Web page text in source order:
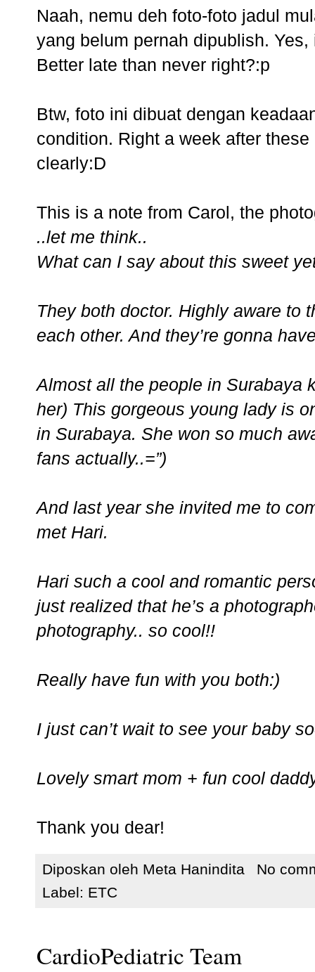
Naah, nemu deh foto-foto jadul
yang belum pernah dipublish.
Better late than never right?:p
Btw, foto ini dibuat dengan
condition. Right a week after
clearly:D
This is a note from Carol, the
..let me think..
What can I say about this sweet
They both doctor. Highly aware to
each other. And they’re gonna
Almost all the people in Surabaya
her) This gorgeous young lady is
in Surabaya. She won so much
fans actually..=”)
And last year she invited me to
met Hari.
Hari such a cool and romantic
just realized that he’s a
photography.. so cool!!
Really have fun with you both:)
I just can’t wait to see your baby
Lovely smart mom + fun cool
Thank you dear!
Diposkan oleh Meta Hanindita
No
Label: ETC
CardioPediatric Team